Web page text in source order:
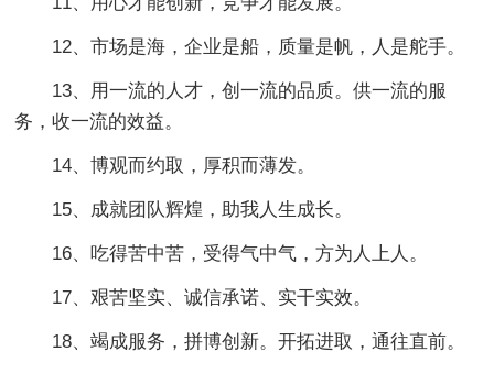
12、市场是海，企业是船，质量是帆，人是舵手。
13、用一流的人才，创一流的品质。供一流的服
务，收一流的效益。
14、博观而约取，厚积而薄发。
15、成就团队辉煌，助我人生成长。
16、吃得苦中苦，受得气中气，方为人上人。
17、艰苦坚实、诚信承诺、实干实效。
18、竭成服务，拼博创新。开拓进取，通往直前。